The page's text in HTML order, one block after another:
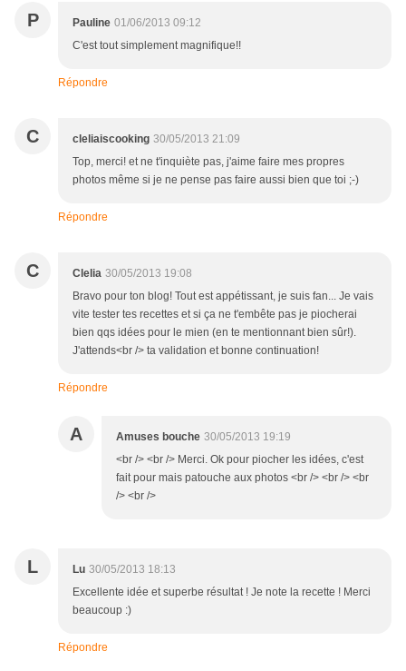
P Pauline 01/06/2013 09:12
C'est tout simplement magnifique!!
Répondre
C cleliaiscooking 30/05/2013 21:09
Top, merci! et ne t'inquiète pas, j'aime faire mes propres
photos même si je ne pense pas faire aussi bien que toi ;-)
Répondre
C Clelia 30/05/2013 19:08
Bravo pour ton blog! Tout est appétissant, je suis fan... Je vais
vite tester tes recettes et si ça ne t'embête pas je piocherai
bien qqs idées pour le mien (en te mentionnant bien sûr!).
J'attends<br /> ta validation et bonne continuation!
Répondre
A Amuses bouche 30/05/2013 19:19
<br /> <br /> Merci. Ok pour piocher les idées, c'est
fait pour mais patouche aux photos <br /> <br /> <br
/> <br />
L Lu 30/05/2013 18:13
Excellente idée et superbe résultat ! Je note la recette ! Merci
beaucoup :)
Répondre